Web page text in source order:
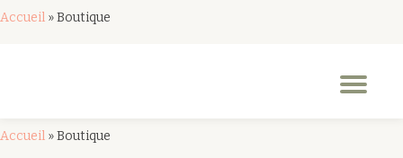
Accueil »Boutique
Accueil »Boutique